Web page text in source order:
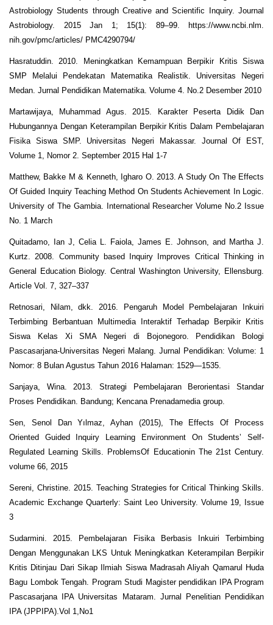
Astrobiology Students through Creative and Scientific Inquiry. Journal
Astrobiology. 2015 Jan 1; 15(1): 89–99. https://www.ncbi.nlm.
nih.gov/pmc/articles/ PMC4290794/
Hasratuddin. 2010. Meningkatkan Kemampuan Berpikir Kritis Siswa
SMP Melalui Pendekatan Matematika Realistik. Universitas Negeri
Medan. Jurnal Pendidikan Matematika. Volume 4. No.2 Desember 2010
Martawijaya, Muhammad Agus. 2015. Karakter Peserta Didik Dan
Hubungannya Dengan Keterampilan Berpikir Kritis Dalam Pembelajaran
Fisika Siswa SMP. Universitas Negeri Makassar. Journal Of EST,
Volume 1, Nomor 2. September 2015 Hal 1-7
Matthew, Bakke M & Kenneth, Igharo O. 2013. A Study On The Effects
Of Guided Inquiry Teaching Method On Students Achievement In Logic.
University of The Gambia. International Researcher Volume No.2 Issue
No. 1 March
Quitadamo, Ian J, Celia L. Faiola, James E. Johnson, and Martha J.
Kurtz. 2008. Community based Inquiry Improves Critical Thinking in
General Education Biology. Central Washington University, Ellensburg.
Article Vol. 7, 327–337
Retnosari, Nilam, dkk. 2016. Pengaruh Model Pembelajaran Inkuiri
Terbimbing Berbantuan Multimedia Interaktif Terhadap Berpikir Kritis
Siswa Kelas Xi SMA Negeri di Bojonegoro. Pendidikan Bologi
Pascasarjana-Universitas Negeri Malang. Jurnal Pendidikan: Volume: 1
Nomor: 8 Bulan Agustus Tahun 2016 Halaman: 1529—1535.
Sanjaya, Wina. 2013. Strategi Pembelajaran Berorientasi Standar
Proses Pendidikan. Bandung; Kencana Prenadamedia group.
Sen, Senol Dan Yılmaz, Ayhan (2015), The Effects Of Process
Oriented Guided Inquiry Learning Environment On Students’ Self-
Regulated Learning Skills. ProblemsOf Educationin The 21st Century.
volume 66, 2015
Sereni, Christine. 2015. Teaching Strategies for Critical Thinking Skills.
Academic Exchange Quarterly: Saint Leo University. Volume 19, Issue
3
Sudarmini. 2015. Pembelajaran Fisika Berbasis Inkuiri Terbimbing
Dengan Menggunakan LKS Untuk Meningkatkan Keterampilan Berpikir
Kritis Ditinjau Dari Sikap Ilmiah Siswa Madrasah Aliyah Qamarul Huda
Bagu Lombok Tengah. Program Studi Magister pendidikan IPA Program
Pascasarjana IPA Universitas Mataram. Jurnal Penelitian Pendidikan
IPA (JPPIPA).Vol 1,No1